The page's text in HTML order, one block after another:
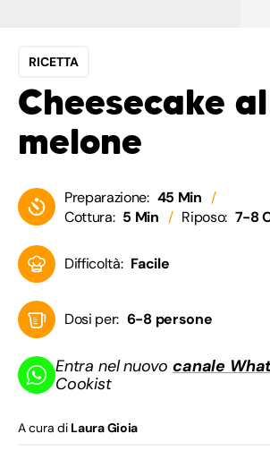
RICETTA
Cheesecake al
melone
Preparazione: 45 Min
Cottura: 5 Min Riposo: 7-8
Difficoltà: Facile
Dosi per: 6-8 persone
Entra nel nuovocanale
Cookist
A cura di Laura Gioia